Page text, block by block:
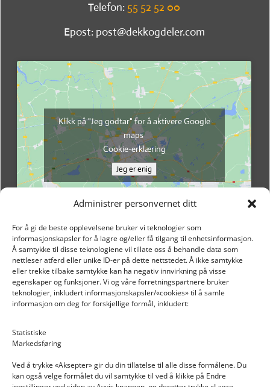
Administrer personvernet ditt
For å gi de beste opplevelsene bruker vi teknologier som
informasjonskapsler for å lagre og/eller få tilgang til enhetsinformasjon.
Å samtykke til disse teknologiene vil tillate oss å behandle data som
nettleser atferd eller unike ID-er på dette nettstedet. Å ikke samtykke
eller trekke tilbake samtykke kan ha negativ innvirkning på visse
egenskaper og funksjoner. Vi og våre forretningspartnere bruker
teknologier, inkludert informasjonskapsler/«cookies» til å samle
informasjon om deg for forskjellige formål, inkludert:
Statistiske
Markedsføring
Ved å trykke «Aksepter» gir du din tillatelse til alle disse formålene. Du
kan også velge formålet du vil samtykke til ved å klikke på Endre
Telefon: 55 52 52 00
Epost: post@dekkogdeler.com
Klikk på "Jeg godtar" for å aktivere Google
maps
Cookie-erklæring
Jeg er enig